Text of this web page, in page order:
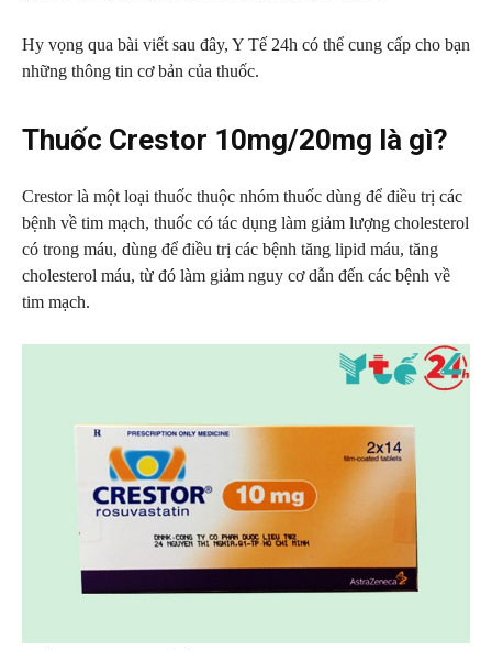
Hy vọng qua bài viết sau đây, Y Tế 24h có thể cung cấp cho bạn
những thông tin cơ bản của thuốc.
Thuốc Crestor 10mg/20mg là gì?
Crestor là một loại thuốc thuộc nhóm thuốc dùng để điều trị các
bệnh về tim mạch, thuốc có tác dụng làm giảm lượng cholesterol
có trong máu, dùng để điều trị các bệnh tăng lipid máu, tăng
cholesterol máu, từ đó làm giảm nguy cơ dẫn đến các bệnh về
tim mạch.